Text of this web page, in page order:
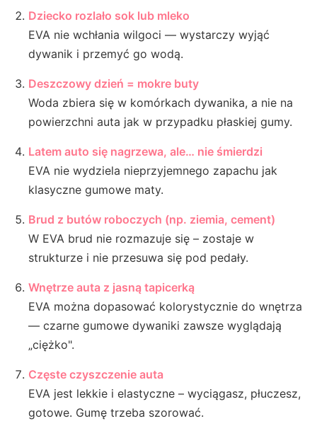
Dziecko rozlało sok lub mleko
EVA nie wchłania wilgoci — wystarczy wyjąć
dywanik i przemyć go wodą.
Deszczowy dzień = mokre buty
Woda zbiera się w komórkach dywanika, a nie na
powierzchni auta jak w przypadku płaskiej gumy.
Latem auto się nagrzewa, ale… nie śmierdzi
EVA nie wydziela nieprzyjemnego zapachu jak
klasyczne gumowe maty.
Brud z butów roboczych (np. ziemia, cement)
W EVA brud nie rozmazuje się – zostaje w
strukturze i nie przesuwa się pod pedały.
Wnętrze auta z jasną tapicerką
EVA można dopasować kolorystycznie do wnętrza
— czarne gumowe dywaniki zawsze wyglądają
„ciężko".
Częste czyszczenie auta
EVA jest lekkie i elastyczne – wyciągasz, płuczesz,
gotowe. Gumę trzeba szorować.